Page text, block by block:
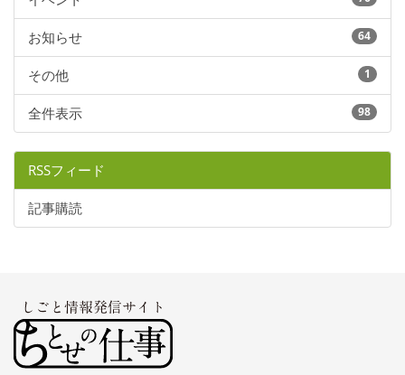
お知らせ 64
その他 1
全件表示 98
RSSフィード
記事購読